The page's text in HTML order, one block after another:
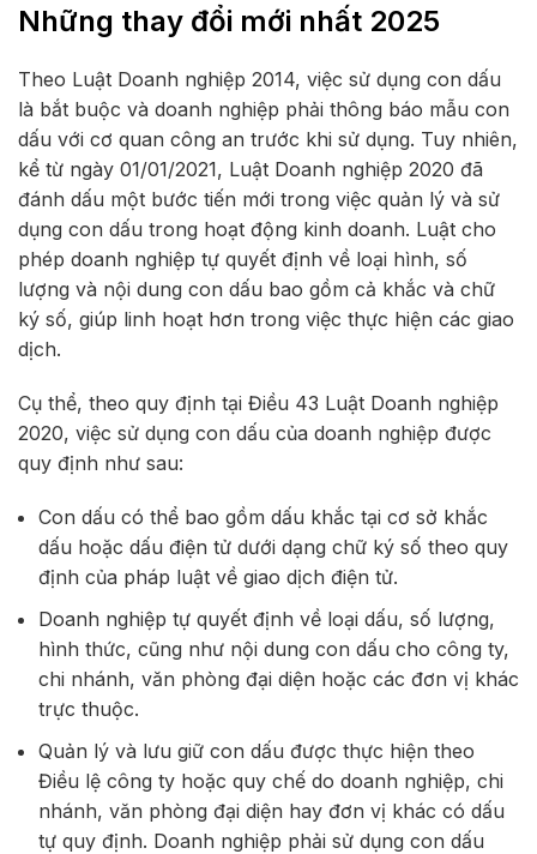
Những thay đổi mới nhất 2025
Theo Luật Doanh nghiệp 2014, việc sử dụng con dấu
là bắt buộc và doanh nghiệp phải thông báo mẫu con
dấu với cơ quan công an trước khi sử dụng. Tuy nhiên,
kể từ ngày 01/01/2021, Luật Doanh nghiệp 2020 đã
đánh dấu một bước tiến mới trong việc quản lý và sử
dụng con dấu trong hoạt động kinh doanh. Luật cho
phép doanh nghiệp tự quyết định về loại hình, số
lượng và nội dung con dấu bao gồm cả khắc và chữ
ký số, giúp linh hoạt hơn trong việc thực hiện các giao
dịch.
Cụ thể, theo quy định tại Điều 43 Luật Doanh nghiệp
2020, việc sử dụng con dấu của doanh nghiệp được
quy định như sau:
Con dấu có thể bao gồm dấu khắc tại cơ sở khắc
dấu hoặc dấu điện tử dưới dạng chữ ký số theo quy
định của pháp luật về giao dịch điện tử.
Doanh nghiệp tự quyết định về loại dấu, số lượng,
hình thức, cũng như nội dung con dấu cho công ty,
chi nhánh, văn phòng đại diện hoặc các đơn vị khác
trực thuộc.
Quản lý và lưu giữ con dấu được thực hiện theo
Điều lệ công ty hoặc quy chế do doanh nghiệp, chi
nhánh, văn phòng đại diện hay đơn vị khác có dấu
tự quy định. Doanh nghiệp phải sử dụng con dấu